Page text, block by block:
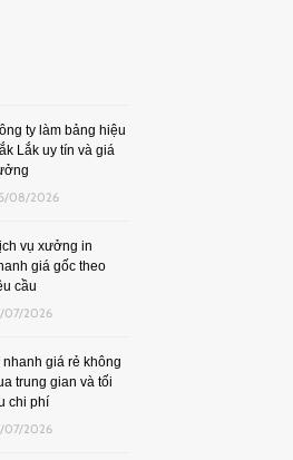
ty làm bảng hiệu
Lắk uy tín và giá
08/2026
vụ xưởng in
giá gốc theo
cầu
07/2026
nhanh giá rẻ không
trung gian và tối
chi phí
07/2026